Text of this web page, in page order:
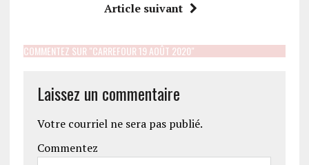
Article suivant
COMMENTEZ SUR "CARREFOUR 19 AOÛT 2020"
Laissez un commentaire
Votre courriel ne sera pas publié.
Commentez